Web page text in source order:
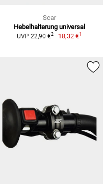
Scar
Hebelhalterung universal
UVP 22,90 €2 18,32 €1